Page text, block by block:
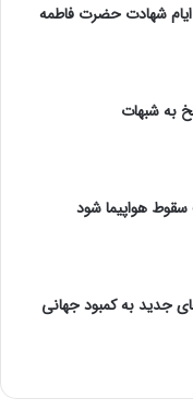
شهادت حضرت فاطمه
به شبهات
جدید به کمبود جهانی